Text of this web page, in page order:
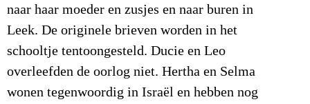
naar haar moeder en zusjes en naar buren in
Leek. De originele brieven worden in het
schooltje tentoongesteld. Ducie en Leo
overleefden de oorlog niet. Hertha en Selma
wonen tegenwoordig in Israël en hebben nog